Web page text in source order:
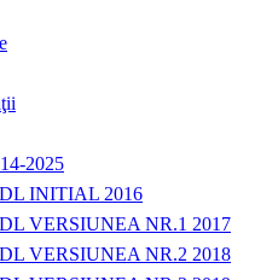
2025
INITIAL 2016
VERSIUNEA NR.1 2017
VERSIUNEA NR.2 2018